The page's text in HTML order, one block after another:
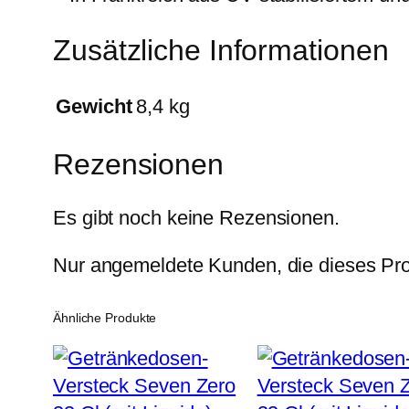
Zusätzliche Informationen
Gewicht 8,4 kg
Rezensionen
Es gibt noch keine Rezensionen.
Nur angemeldete Kunden, die dieses
Ähnliche Produkte